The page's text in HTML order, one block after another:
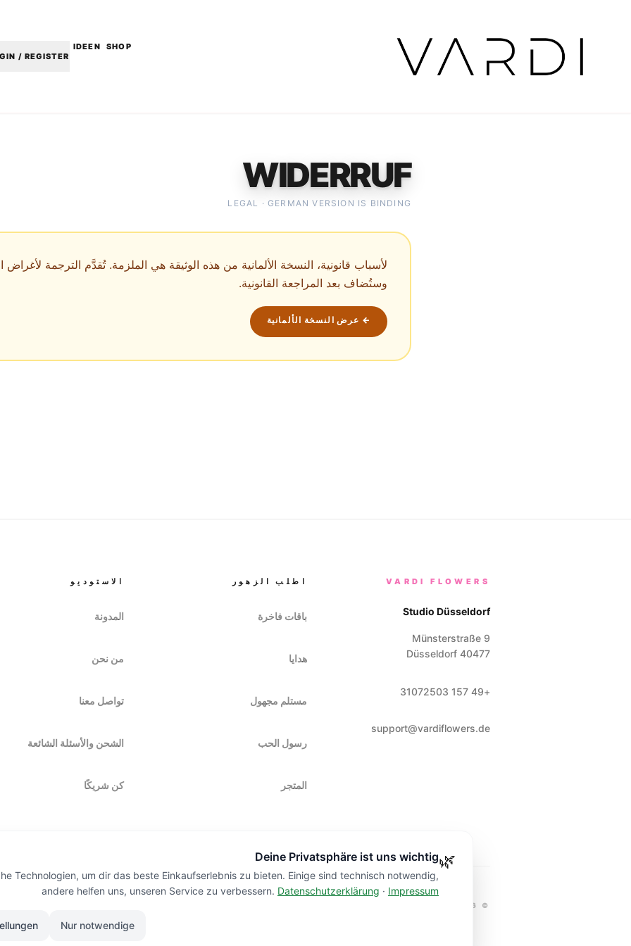
SHOP
IDEEN
/ REGISTER
WIDERRUF
LEGAL · GERMAN VERSION IS BINDING
لأسباب قانونية، النسخة الألمانية من هذه الوثيقة هي الملزمة. تُقدَّم الترجمة لأغراض
وستُضاف بعد المراجعة القانونية.
← عرض النسخة الألمانية
VARDI FLOWERS
Studio Düsseldorf
Münsterstraße 9
40477
Düsseldorf
+49 157 31072503
support@vardiflowers.de
اطلب الزهور
باقات فاخرة
هدايا
مستلم مجهول
رسول الحب
المتجر
الاستوديو
المدونة
من نحن
تواصل معنا
الشحن والأسئلة الشائعة
كن شريكًا
©
2026
🌿
Deine Privatsphäre ist uns wichtig
Technologien, um dir das beste Einkaufserlebnis zu bieten. Einige sind technisch notwendig,
andere helfen uns, unseren Service zu verbessern. Datenschutzerklärung · Impressum
Nur notwendige